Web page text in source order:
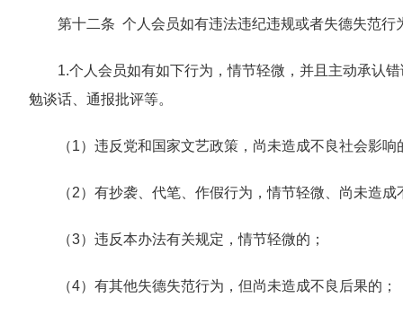
第十二条 个人会员如有违法违纪违规或者失德失范行
1.个人会员如有如下行为，情节轻微，并且主动承认
勉谈话、通报批评等。
（1）违反党和国家文艺政策，尚未造成不良社会影响
（2）有抄袭、代笔、作假行为，情节轻微、尚未造成
（3）违反本办法有关规定，情节轻微的；
（4）有其他失德失范行为，但尚未造成不良后果的；